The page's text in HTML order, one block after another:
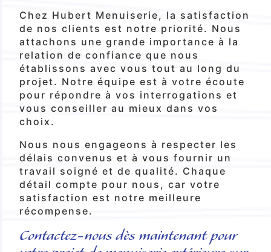
Chez Hubert Menuiserie, la satisfaction
de nos clients est notre priorité. Nous
attachons une grande importance à la
relation de confiance que nous
établissons avec vous tout au long du
projet. Notre équipe est à votre écoute
pour répondre à vos interrogations et
vous conseiller au mieux dans vos
choix.
Nous nous engageons à respecter les
délais convenus et à vous fournir un
travail soigné et de qualité. Chaque
détail compte pour nous, car votre
satisfaction est notre meilleure
récompense.
Contactez-nous dès maintenant pour